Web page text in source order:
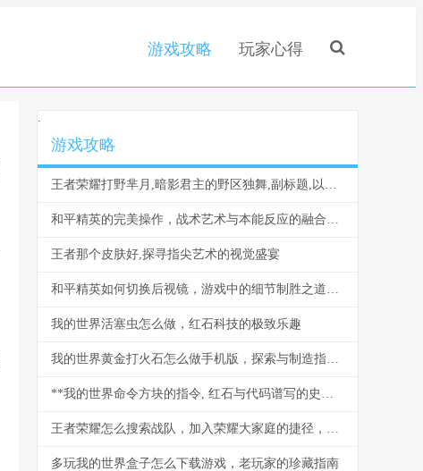
游戏攻略 玩家心得
.
游戏攻略
王者荣耀打野芈月,暗影君主的野区独舞,副标题,以灵动与吞噬主宰战场
和平精英的完美操作，战术艺术与本能反应的融合。副标题，从意识预判到肌肉记忆的终极掌控。
王者那个皮肤好,探寻指尖艺术的视觉盛宴
和平精英如何切换后视镜，游戏中的细节制胜之道，后视观察与战术进阶
我的世界活塞虫怎么做，红石科技的极致乐趣
我的世界黄金打火石怎么做手机版，探索与制造指南，副标题，资深玩家的合成奥秘与实战心得
**我的世界命令方块的指令, 红石与代码谱写的史诗**
王者荣耀怎么搜索战队，加入荣耀大家庭的捷径，副标题，从入门到精通的全方位指南
多玩我的世界盒子怎么下载游戏，老玩家的珍藏指南